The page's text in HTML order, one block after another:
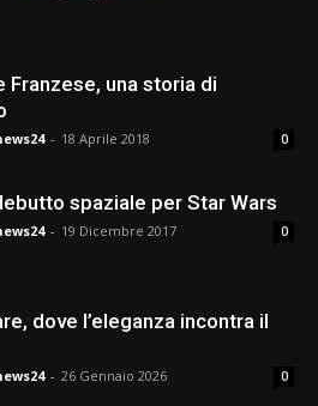
Franzese, una storia di
- 18 Aprile 2018 0
spaziale per Star Wars
- 19 Dicembre 2017 0
dove l’eleganza incontra il
- 26 Gennaio 2026 0